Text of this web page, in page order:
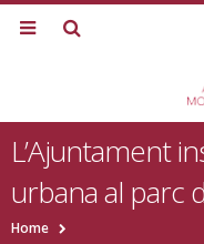
L’Ajuntament
urbana al parc
Home